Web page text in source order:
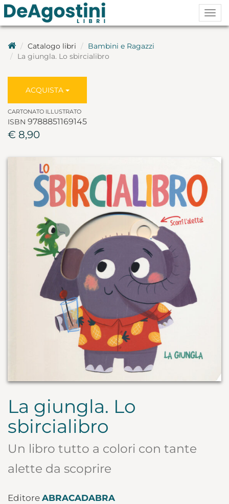
Catalogo libri
Bambini e Ragazzi
La giungla. Lo sbircialibro
ACQUISTA
CARTONATO ILLUSTRATO
ISBN 9788851169145
€ 8,90
La giungla. Lo
sbircialibro
Un libro tutto a colori con tante
alette da scoprire
Editore ABRACADABRA